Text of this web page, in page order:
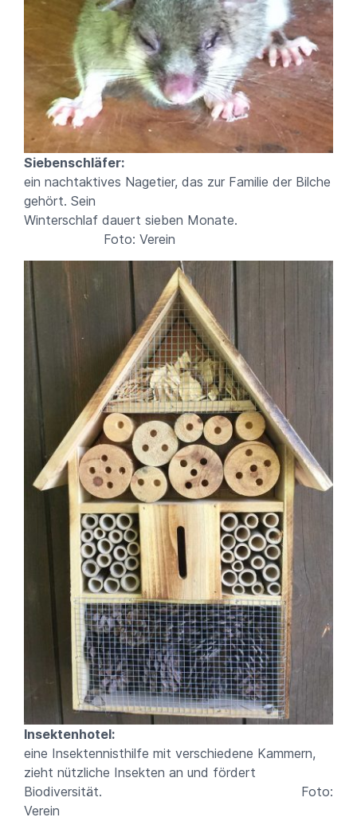
Siebenschläfer:
ein nachtaktives Nagetier, das zur Familie der Bilche
gehört. Sein
Winterschlaf dauert sieben Monate.
Foto: Verein
Insektenhotel:
eine Insektennisthilfe mit verschiedene Kammern,
zieht nützliche Insekten an und fördert
Biodiversität. Foto:
Verein